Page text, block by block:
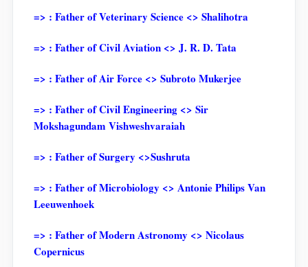
=> : Father of Veterinary Science <> Shalihotra
=> : Father of Civil Aviation <> J. R. D. Tata
=> : Father of Air Force <> Subroto Mukerjee
=> : Father of Civil Engineering <> Sir
Mokshagundam Vishweshvaraiah
=> : Father of Surgery <>Sushruta
=> : Father of Microbiology <> Antonie Philips Van
Leeuwenhoek
=> : Father of Modern Astronomy <> Nicolaus
Copernicus